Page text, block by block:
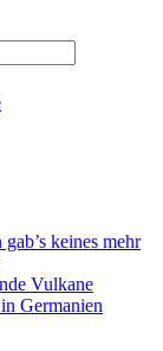
keines mehr
Vulkane
Germanien